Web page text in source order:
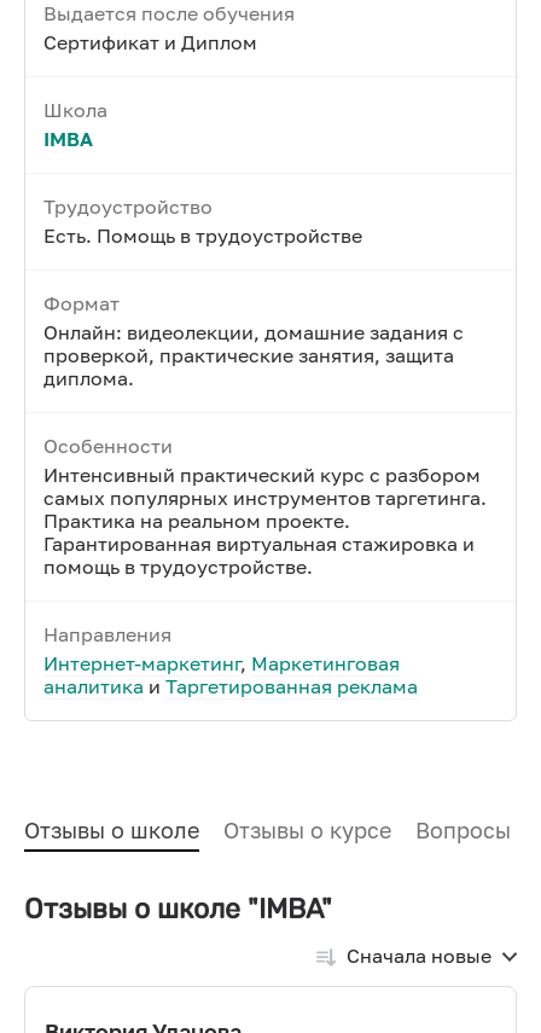
Выдается после обучения
Сертификат и Диплом
Школа
IMBA
Трудоустройство
Есть. Помощь в трудоустройстве
Формат
Онлайн: видеолекции, домашние задания с
проверкой, практические занятия, защита
диплома.
Особенности
Интенсивный практический курс с разбором
самых популярных инструментов таргетинга.
Практика на реальном проекте.
Гарантированная виртуальная стажировка и
помощь в трудоустройстве.
Направления
Интернет-маркетинг, Маркетинговая
аналитика и Таргетированная реклама
Отзывы о школе Отзывы о курсе Вопросы и
Отзывы о школе "IMBA"
Сначала новые